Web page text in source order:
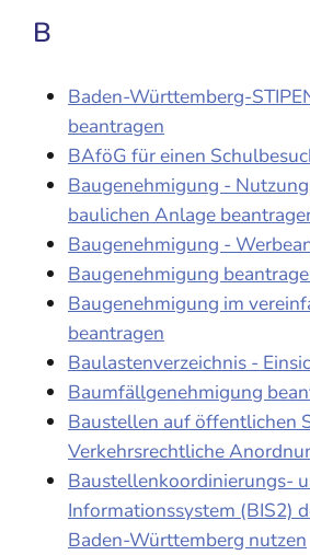
B
Baden-Württemberg-
beantragen
BAföG für einen
Baugenehmigung -
baulichen Anlage
Baugenehmigung -
Baugenehmigung
Baugenehmigung im
beantragen
Baulastenverzeichnis -
Baumfällgenehmigung
Baustellen auf öffentlichen
Verkehrsrechtliche
Baustellenkoordinierungs-
Informationssystem (BIS2)
Baden-Württemberg nutzen